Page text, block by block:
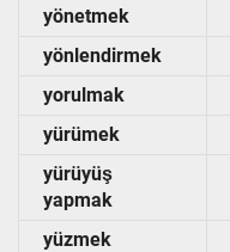
yönetmek
yönlendirmek
yorulmak
yürümek
yürüyüş
yapmak
yüzmek